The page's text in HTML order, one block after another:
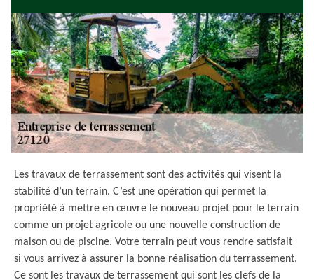
Les travaux de terrassement sont des activités qui visent la
stabilité d’un terrain. C’est une opération qui permet la
propriété à mettre en œuvre le nouveau projet pour le terrain
comme un projet agricole ou une nouvelle construction de
maison ou de piscine. Votre terrain peut vous rendre satisfait
si vous arrivez à assurer la bonne réalisation du terrassement.
Ce sont les travaux de terrassement qui sont les clefs de la